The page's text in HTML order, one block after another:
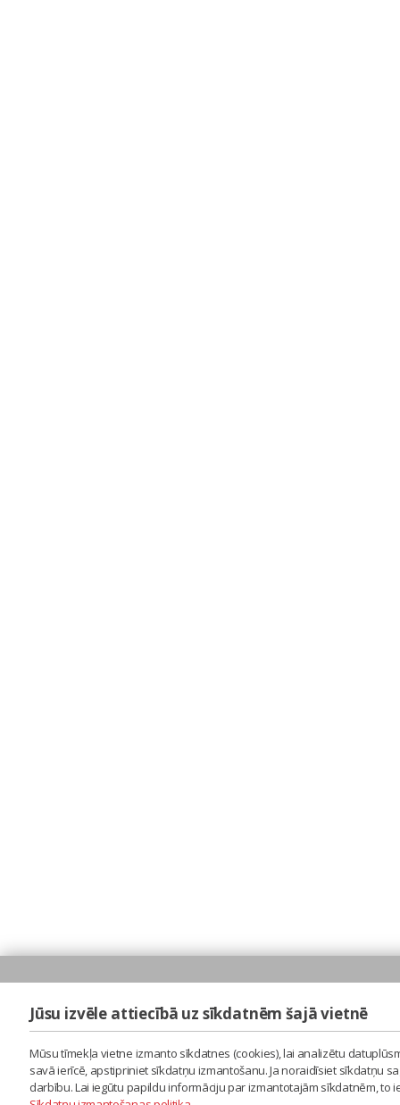
Jūsu izvēle attiecībā uz sīkdatnēm šajā vietnē
Mūsu tīmekļa vietne izmanto sīkdatnes (cookies), lai analizētu
savā ierīcē, apstipriniet sīkdatņu izmantošanu. Ja noraidīsiet sīkdatņu
darbību. Lai iegūtu papildu informāciju par izmantotajām sīkdatnēm,